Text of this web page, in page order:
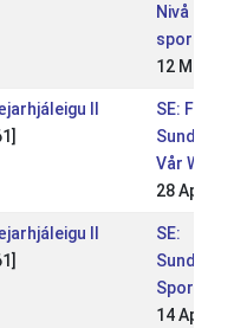
Nivå 1
sport+gk
12 May
II
SE: Fengur-
Sundabakki
Vår WR
28 Apr 2024
II
SE:
Sundabakki
Sport WR 2
14 Apr 2024